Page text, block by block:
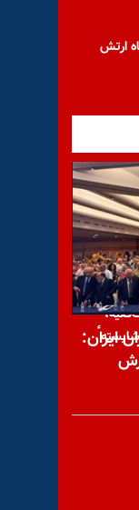
ارتش
قرار
ایران: